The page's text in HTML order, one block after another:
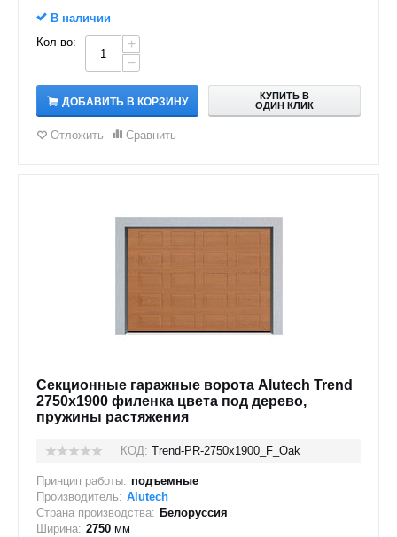
В наличии
Кол-во:
+
−
ДОБАВИТЬ В КОРЗИНУ
КУПИТЬ В
ОДИН КЛИК
Отложить Сравнить
Секционные гаражные ворота Alutech Trend
2750x1900 филенка цвета под дерево,
пружины растяжения
КОД: Trend-PR-2750х1900_F_Oak
Принцип работы: подъемные
Производитель: Alutech
Страна производства: Белоруссия
Ширина: 2750 мм